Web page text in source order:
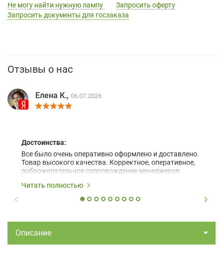
Не могу найти нужную лампу
Запросить оферту
Запросить документы для госзаказа
Отзывы о нас
Елена К., 06.07.2026
Достоинства:
Все было очень оперативно оформлено и доставлено.
Товар высокого качества. Корректное, оперативное,
доброжелательное сопровождение менеджеров.
Читать полностью
Описание